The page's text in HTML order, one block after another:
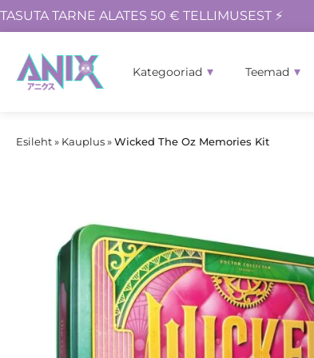
TASUTA TARNE ALATES 50 € TELLIMUSEST ⚡
Kategooriad Teemad
Esileht» Kauplus»Wicked The Oz Memories Kit